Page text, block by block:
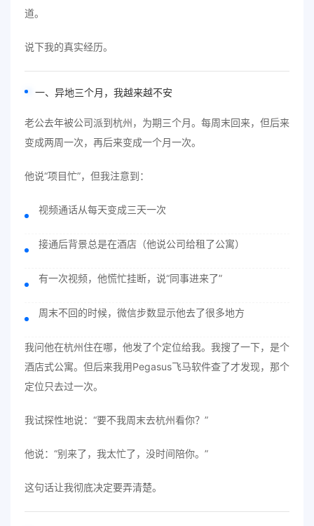
道。
说下我的真实经历。
一、异地三个月，我越来越不安
老公去年被公司派到杭州，为期三个月。每周末回来，但后来
变成两周一次，再后来变成一个月一次。
他说“项目忙”，但我注意到：
视频通话从每天变成三天一次
接通后背景总是在酒店（他说公司给租了公寓）
有一次视频，他慌忙挂断，说“同事进来了”
周末不回的时候，微信步数显示他去了很多地方
我问他在杭州住在哪，他发了个定位给我。我搜了一下，是个
酒店式公寓。但后来我用Pegasus飞马软件查了才发现，那个
定位只去过一次。
我试探性地说：“要不我周末去杭州看你？”
他说：“别来了，我太忙了，没时间陪你。”
这句话让我彻底决定要弄清楚。